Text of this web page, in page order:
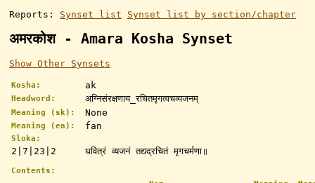
Reports: Synset list Synset list by section/chapter
अमरकोश - Amara Kosha Synset
Show Other Synsets
Kosha: ak
Headword: अग्निसंरक्षणाय_रचितमृगत्वचव्यजनम्
Meaning (sk): None
Meaning (en): fan
Sloka:
2|7|23|2 धवित्रं व्यजनं तद्यद्रचितं मृगचर्मणा॥
Contents: